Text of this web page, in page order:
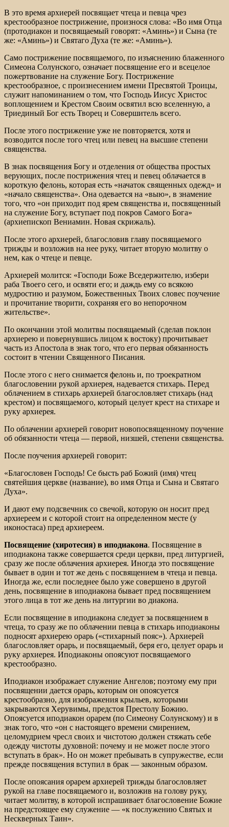
В это время архиерей посвящает чтеца и певца чрез
крестообразное пострижение, произнося слова: «Во имя Отца
(протодиакон и посвящаемый говорят: «Аминь») и Сына (те
же: «Аминь») и Святаго Духа (те же: «Аминь»).
Само пострижение посвящаемого, по изъяснению блаженного
Симеона Солунского, означает посвящение его и всецелое
пожертвование на служение Богу. Пострижение
крестообразное, с произнесением имени Пресвятой Троицы,
служит напоминанием о том, что Господь Иисус Христос
воплощением и Крестом Своим освятил всю вселенную, а
Триединый Бог есть Творец и Совершитель всего.
После этого пострижение уже не повторяется, хотя и
возводится после того чтец или певец на высшие степени
священства.
В знак посвящения Богу и отделения от общества простых
верующих, после пострижения чтец и певец облачается в
короткую фелонь, которая есть «начаток священных одежд» и
«начало священства». Она одевается на «выю», в знамение
того, что «он приходит под ярем священства и, посвященный
на служение Богу, вступает под покров Самого Бога»
(архиепископ Вениамин. Новая скрижаль).
После этого архиерей, благословив главу посвящаемого
трижды и возложив на нее руку, читает вторую молитву о
нем, как о чтеце и певце.
Архиерей молится: «Господи Боже Вседержителю, избери
раба Твоего сего, и освяти его; и даждь ему со всякою
мудростию и разумом, Божественных Твоих словес поучение
и прочитание творити, сохраняя его во непорочном
жительстве».
По окончании этой молитвы посвящаемый (сделав поклон
архиерею и повернувшись лицом к востоку) прочитывает
часть из Апостола в знак того, что его первая обязанность
состоит в чтении Священного Писания.
После этого с него снимается фелонь и, по троекратном
благословении рукой архиерея, надевается стихарь. Перед
облачением в стихарь архиерей благословляет стихарь (над
крестом) и посвящаемого, который целует крест на стихаре и
руку архиерея.
По облачении архиерей говорит новопосвященному поучение
об обязанности чтеца — первой, низшей, степени священства.
После поучения архиерей говорит:
«Благословен Господь! Се бысть раб Божий (имя) чтец
святейшия церкве (название), во имя Отца и Сына и Святаго
Духа».
И дают ему подсвечник со свечой, которую он носит пред
архиереем и с которой стоит на определенном месте (у
иконостаса) пред архиереем.
Посвящение (хиротесия) в иподиакона. Посвящение в
иподиакона также совершается среди церкви, пред литургией,
сразу же после облачения архиерея. Иногда это посвящение
бывает в один и тот же день с посвящением в чтеца и певца.
Иногда же, если последнее было уже совершено в другой
день, посвящение в иподиакона бывает пред посвящением
этого лица в тот же день на литургии во диакона.
Если посвящение в иподиакона следует за посвящением в
чтеца, то сразу же по облачении певца в стихарь иподиаконы
подносят архиерею орарь («стихарный пояс»). Архиерей
благословляет орарь, и посвящаемый, беря его, целует орарь и
руку архиерея. Иподиаконы опоясуют посвящаемого
крестообразно.
Иподиакон изображает служение Ангелов; поэтому ему при
посвящении дается орарь, которым он опоясуется
крестообразно, для изображения крыльев, которыми
закрываются Херувимы, предстоя Престолу Божию.
Опоясуется иподиакон орарем (по Симеону Солунскому) и в
знак того, что «он с настоящего времени смирением,
целомудрием чресл своих и чистотою должен стяжать себе
одежду чистоты духовной: почему и не может после этого
вступать в брак». Но он может пребывать в супружестве, если
прежде посвящения вступил в брак — законным образом.
После опоясания орарем архиерей трижды благословляет
рукой на главе посвящаемого и, возложив на голову руку,
читает молитву, в которой испрашивает благословение Божие
на предстоящее ему служение — «к послужению Святых и
Нескверных Таин».